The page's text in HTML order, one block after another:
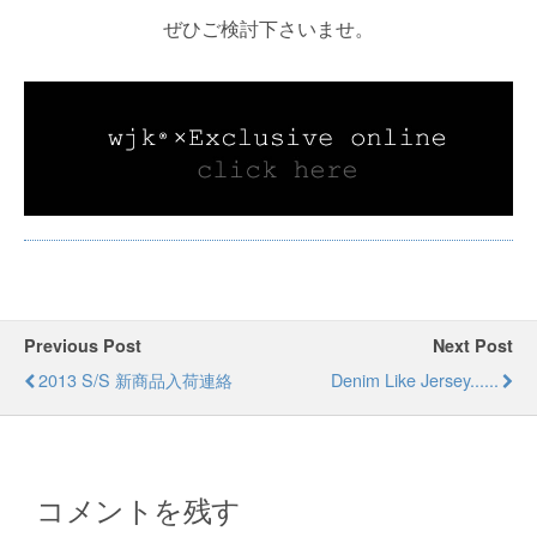
ぜひご検討下さいませ。
Previous Post
2013 S/S 新商品入荷連絡
Next Post
Denim Like Jersey......
コメントを残す